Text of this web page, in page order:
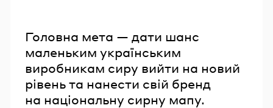
Головна мета — дати шанс
маленьким українським
виробникам сиру вийти на новий
рівень та нанести свій бренд
на національну сирну мапу.